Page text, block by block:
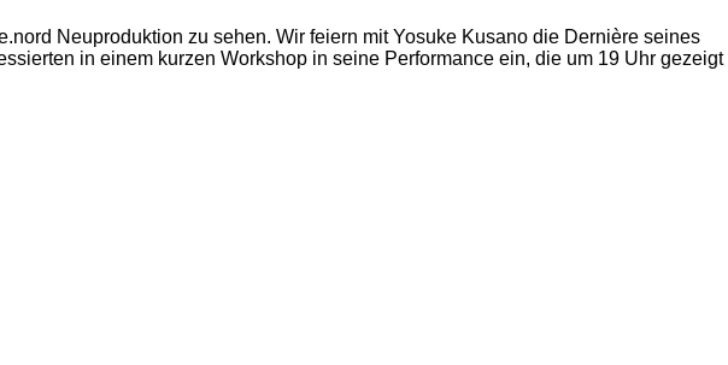
Neuproduktion zu sehen. Wir feiern mit Yosuke Kusano die Dernière seines
in einem kurzen Workshop in seine Performance ein, die um 19 Uhr gezeigt